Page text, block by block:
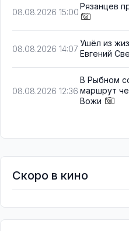
08.08.2026 15:00
Рязанцев
08.08.2026 14:07
Ушёл из
Евгений
08.08.2026 12:36
В Рыбном
маршрут
Вожи
Скоро в кино